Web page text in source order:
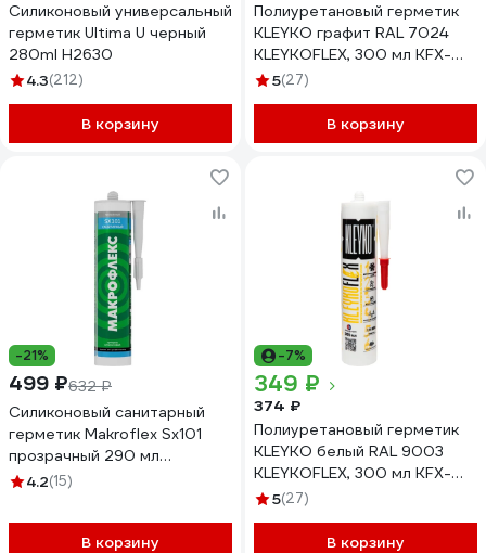
Силиконовый универсальный
герметик Ultima U черный
280ml H2630
4.3(212)
В корзину
Полиуретановый герметик
KLEYKO графит RAL 7024
KLEYKOFLEX, 300 мл KFX-
7024-300
5(27)
В корзину
-21%
499 ₽632 ₽
Силиконовый санитарный
герметик Makroflex Sх101
прозрачный 290 мл
2670560
4.2(15)
В корзину
-7%
349 ₽
374 ₽
Полиуретановый герметик
KLEYKO белый RAL 9003
KLEYKOFLEX, 300 мл KFX-W-
300
5(27)
В корзину